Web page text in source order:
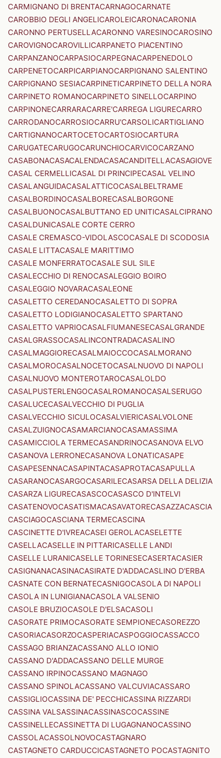
CARMIGNANO DI BRENTACARNAGOCARNATE
CAROBBIO DEGLI ANGELICAROLEICARONACARONIA
CARONNO PERTUSELLACARONNO VARESINOCAROSINO
CAROVIGNOCAROVILLICARPANETO PIACENTINO
CARPANZANOCARPASIOCARPEGNACARPENEDOLO
CARPENETOCARPICARPIANOCARPIGNANO SALENTINO
CARPIGNANO SESIACARPINETICARPINETO DELLA NORA
CARPINETO ROMANOCARPINETO SINELLOCARPINO
CARPINONECARRARACARRE'CARREGA LIGURECARRO
CARRODANOCARROSIOCARRU'CARSOLICARTIGLIANO
CARTIGNANOCARTOCETOCARTOSIOCARTURA
CARUGATECARUGOCARUNCHIOCARVICOCARZANO
CASABONACASACALENDACASACANDITELLACASAGIOVE
CASAL CERMELLICASAL DI PRINCIPECASAL VELINO
CASALANGUIDACASALATTICOCASALBELTRAME
CASALBORDINOCASALBORECASALBORGONE
CASALBUONOCASALBUTTANO ED UNITICASALCIPRANO
CASALDUNICASALE CORTE CERRO
CASALE CREMASCO-VIDOLASCOCASALE DI SCODOSIA
CASALE LITTACASALE MARITTIMO
CASALE MONFERRATOCASALE SUL SILE
CASALECCHIO DI RENOCASALEGGIO BOIRO
CASALEGGIO NOVARACASALEONE
CASALETTO CEREDANOCASALETTO DI SOPRA
CASALETTO LODIGIANOCASALETTO SPARTANO
CASALETTO VAPRIOCASALFIUMANESECASALGRANDE
CASALGRASSOCASALINCONTRADACASALINO
CASALMAGGIORECASALMAIOCCOCASALMORANO
CASALMOROCASALNOCETOCASALNUOVO DI NAPOLI
CASALNUOVO MONTEROTAROCASALOLDO
CASALPUSTERLENGOCASALROMANOCASALSERUGO
CASALUCECASALVECCHIO DI PUGLIA
CASALVECCHIO SICULOCASALVIERICASALVOLONE
CASALZUIGNOCASAMARCIANOCASAMASSIMA
CASAMICCIOLA TERMECASANDRINOCASANOVA ELVO
CASANOVA LERRONECASANOVA LONATICASAPE
CASAPESENNACASAPINTACASAPROTACASAPULLA
CASARANOCASARGOCASARILECASARSA DELLA DELIZIA
CASARZA LIGURECASASCOCASASCO D'INTELVI
CASATENOVOCASATISMACASAVATORECASAZZACASCIA
CASCIAGOCASCIANA TERMECASCINA
CASCINETTE D'IVREACASEI GEROLACASELETTE
CASELLACASELLE IN PITTARICASELLE LANDI
CASELLE LURANICASELLE TORINESECASERTACASIER
CASIGNANACASINACASIRATE D'ADDACASLINO D'ERBA
CASNATE CON BERNATECASNIGOCASOLA DI NAPOLI
CASOLA IN LUNIGIANACASOLA VALSENIO
CASOLE BRUZIOCASOLE D'ELSACASOLI
CASORATE PRIMOCASORATE SEMPIONECASOREZZO
CASORIACASORZOCASPERIACASPOGGIOCASSACCO
CASSAGO BRIANZACASSANO ALLO IONIO
CASSANO D'ADDACASSANO DELLE MURGE
CASSANO IRPINOCASSANO MAGNAGO
CASSANO SPINOLACASSANO VALCUVIACASSARO
CASSIGLIOCASSINA DE' PECCHICASSINA RIZZARDI
CASSINA VALSASSINACASSINASCOCASSINE
CASSINELLECASSINETTA DI LUGAGNANOCASSINO
CASSOLACASSOLNOVOCASTAGNARO
CASTAGNETO CARDUCCICASTAGNETO POCASTAGNITO